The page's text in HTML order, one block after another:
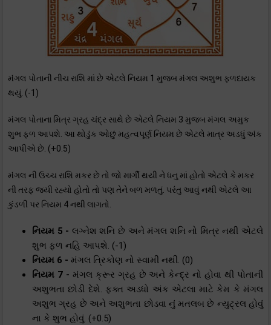
મંગલ પોતાની નીચ રાશિ માં છે એટલે નિયમ 1 મુજબ મંગલ અશુભ ફળદાયક
થયું. (-1)
મંગલ પોતાના મિત્ર ગ્રહ ચંદ્ર સાથે છે એટલે નિયમ 3 મુજબ મંગલ અમુક
શુભ ફળ આપશે. આ થોડુંક ઓછું મહત્વપૂર્ણ નિયમ છે એટલે માત્ર અડધું અંક
આપીએ છે. (+0.5)
મંગલ ની ઉચ્ચ રાશિ મકર છે તો જો માર્ગી થયી ને ધનુ માં હોતો એટલે કે મકર
ની તરફ જયી રહ્યો હોતો તો પણ તેને બળ મળતું. પરંતુ આવું નથી એટલે આ
કુંડળી પર નિયમ 4 નથી લાગતો.
નિયમ 5 - લગ્નેશ શનિ છે અને મંગલ શનિ નો મિત્ર નથી એટલે
શુભ ફળ નહિ આપશે. (-1)
નિયમ 6 - મંગલ ત્રિકોણ નો સ્વામી નથી. (0)
નિયમ 7 - મંગલ ક્રૂર ગ્રહ છે અને કેન્દ્ર નો હોવા થી પોતાની
અશુભતા છોડી દેશે. ફક્ત અડધો અંક એટલા માટે કેમ કે મંગલ
અશુભ ગ્રહ છે અને અશુભતા છોડવા નું મતલબ છે ન્યુટ્રલ હોવું
ના કે શુભ હોવું. (+0.5)